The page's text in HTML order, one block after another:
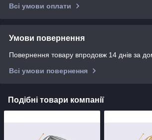
Всі умови оплати
Умови повернення
Повернення товару впродовж 14 днів за
Всі умови повернення
Подібні товари компанії